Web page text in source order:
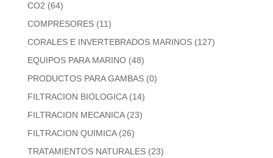
CO2 (64)
COMPRESORES (11)
CORALES E INVERTEBRADOS MARINOS (127)
EQUIPOS PARA MARINO (48)
PRODUCTOS PARA GAMBAS (0)
FILTRACION BIOLOGICA (14)
FILTRACION MECANICA (23)
FILTRACION QUIMICA (26)
TRATAMIENTOS NATURALES (23)